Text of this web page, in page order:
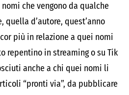
che vengono da qualche
d’autore, quest’anno
più in relazione a quei nomi
repentino in streaming o su Tik
anche a chi quei nomi li
“pronti via”, da pubblicare